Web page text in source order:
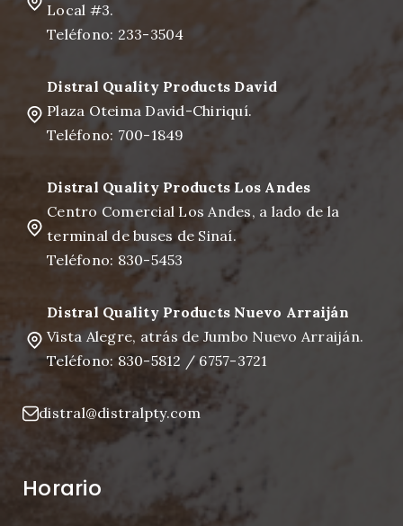
Local #3.
Teléfono: 233-3504
Distral Quality Products David
Plaza Oteima David-Chiriquí.
Teléfono: 700-1849
Distral Quality Products Los Andes
Centro Comercial Los Andes, a lado de la
terminal de buses de Sinaí.
Teléfono: 830-5453
Distral Quality Products Nuevo Arraiján
Vista Alegre, atrás de Jumbo Nuevo Arraiján.
Teléfono: 830-5812 / 6757-3721
distral@distralpty.com
Horario